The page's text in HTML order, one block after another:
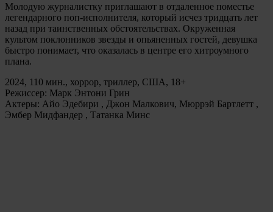
Молодую журналистку приглашают в отдаленное поместье
легендарного поп-исполнителя, который исчез тридцать лет
назад при таинственных обстоятельствах. Окруженная
культом поклонников звезды и опьяненных гостей, девушка
быстро понимает, что оказалась в центре его хитроумного
плана.
2024, 110 мин., хоррор, триллер, США, 18+
Режиссер: Марк Энтони Грин
Актеры: Айо Эдебири , Джон Малкович, Мюррэй Бартлетт ,
Эмбер Мидфандер , Татанка Минс